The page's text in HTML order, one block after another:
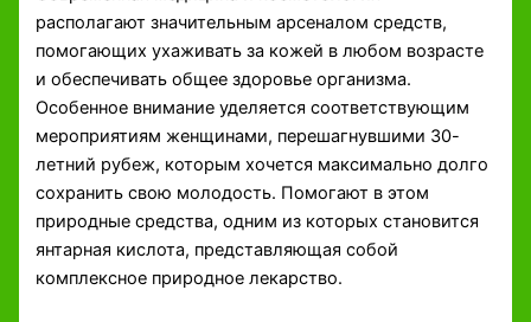
располагают значительным арсеналом средств,
помогающих ухаживать за кожей в любом возрасте
и обеспечивать общее здоровье организма.
Особенное внимание уделяется соответствующим
мероприятиям женщинами, перешагнувшими 30-
летний рубеж, которым хочется максимально долго
сохранить свою молодость. Помогают в этом
природные средства, одним из которых становится
янтарная кислота, представляющая собой
комплексное природное лекарство.